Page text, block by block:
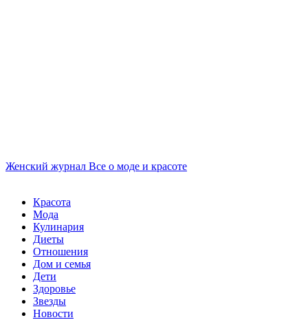
Женский журнал Все о моде и красоте
Красота
Мода
Кулинария
Диеты
Отношения
Дом и семья
Дети
Здоровье
Звезды
Новости